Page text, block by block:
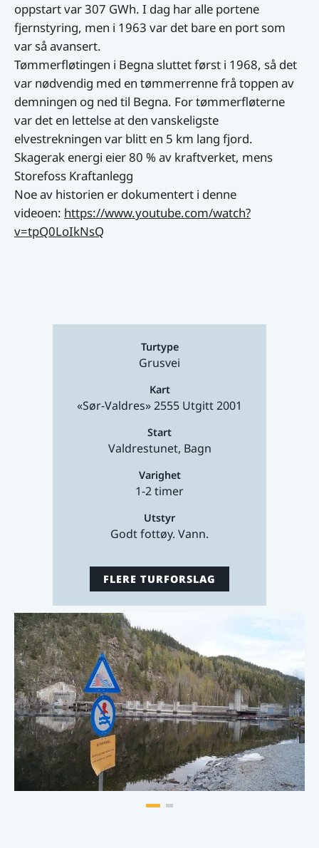
Turtype
Grusvei
Kart
«Sør-Valdres» 2555 Utgitt 2001
Start
Valdrestunet, Bagn
Varighet
1-2 timer
Utstyr
Godt fottøy. Vann.
FLERE TURFORSLAG
oppstart var 307 GWh. I dag har alle portene
fjernstyring, men i 1963 var det bare en port som
var så avansert.
Tømmerfløtingen i Begna sluttet først i 1968, så det
var nødvendig med en tømmerrenne frå toppen av
demningen og ned til Begna. For tømmerfløterne
var det en lettelse at den vanskeligste
elvestrekningen var blitt en 5 km lang fjord.
Skagerak energi eier 80 % av kraftverket, mens
Storefoss Kraftanlegg
Noe av historien er dokumentert i denne
videoen: https://www.youtube.com/watch?
v=tpQ0LoIkNsQ